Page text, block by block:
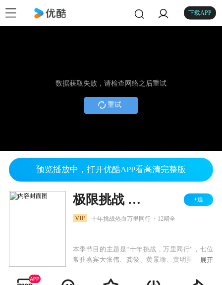
下载APP
数据获取失败，请检查网络之后重试
重试
预览播放中，打开优酷APP看高清完整版
极限挑战 第十季 +追
VIP 十年挑战热血万里同行 12期全
本季节目的主题是“十年挑战，万里同行”，七位
常驻嘉宾大张伟、龚俊、黄景瑜、黄明昊、黄晓
团”，他们将一同迎接神秘的“X”挑战任务！
展开